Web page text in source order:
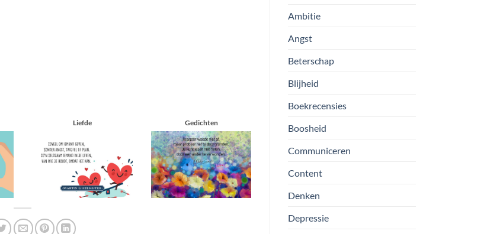
Liefde Gedichten
Ambitie
Angst
Beterschap
Blijheid
Boekrecensies
Boosheid
Communiceren
Content
Denken
Depressie